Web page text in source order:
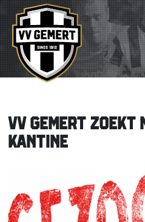
VV GEMERT ZOEKT
KANTINE